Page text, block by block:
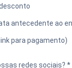
antecedente ao
para pagamento)
redes sociais? *